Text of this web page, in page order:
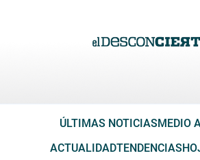
ÚLTIMAS NOTICIAS MEDIO
ACTUALIDADTENDENCIAS